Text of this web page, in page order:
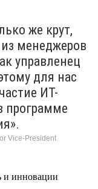
же крут,
менеджеров
управленец
для нас
ИТ-
программе
Vice-President